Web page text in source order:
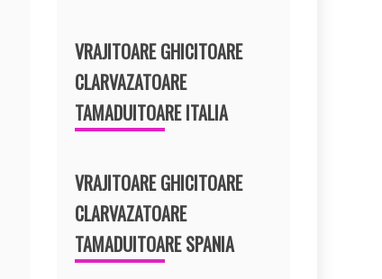
VRAJITOARE GHICITOARE
CLARVAZATOARE
TAMADUITOARE ITALIA
VRAJITOARE GHICITOARE
CLARVAZATOARE
TAMADUITOARE SPANIA